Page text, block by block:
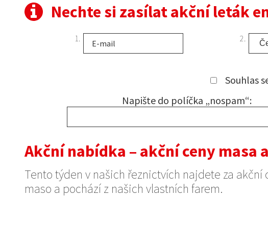
Nechte si zasílat akční leták
1. 2.
Souhlas
Napište do políčka „nospam“:
Akční nabídka – akční ceny masa
Tento týden v našich řeznictvích najdete za akční
maso a pochází z našich vlastních farem.